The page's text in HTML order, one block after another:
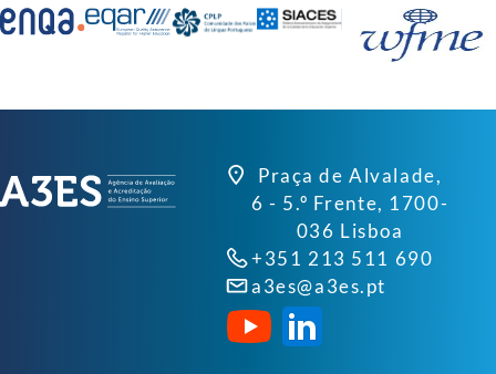
Praça de Alvalade,
6 - 5.º Frente, 1700-
036 Lisboa
+351 213 511 690
a3es@a3es.pt